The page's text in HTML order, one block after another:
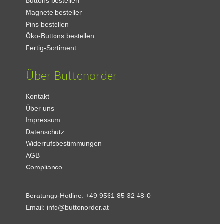
Magnete bestellen
Pins bestellen
Öko-Buttons bestellen
Fertig-Sortiment
Über Buttonorder
Kontakt
Über uns
Impressum
Datenschutz
Widerrufsbestimmungen
AGB
Compliance
Beratungs-Hotline:+49 9561 85 32 48-0
Email: info@buttonorder.at